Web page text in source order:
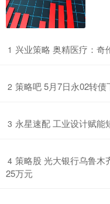
1 兴业策略 奥精医疗：奇
2 策略吧 5月7日永02转
3 永星速配 工业设计赋能
4 策略股 光大银行乌鲁木
25万元